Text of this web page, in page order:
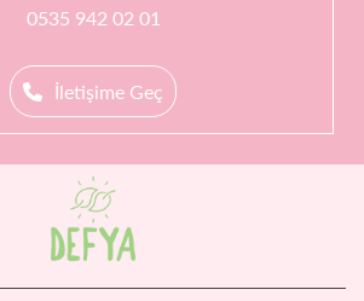
0535 942 02 01
İletişime Geç